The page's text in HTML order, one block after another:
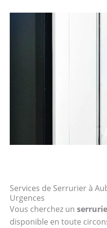
Services de Serrurier à
Urgences
Vous cherchez un
disponible en toute